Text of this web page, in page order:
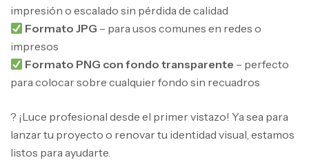
impresión o escalado sin pérdida de calidad
Formato JPG – para usos comunes en redes o
impresos
Formato PNG con fondo transparente – perfecto
para colocar sobre cualquier fondo sin recuadros
? ¡Luce profesional desde el primer vistazo! Ya sea para
lanzar tu proyecto o renovar tu identidad visual, estamos
listos para ayudarte.